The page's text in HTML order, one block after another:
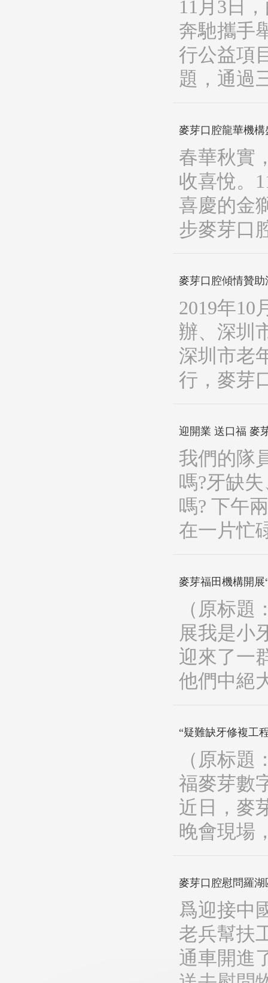
11月3日
奔馳攜手
行公益項
題，通過
麥芽口腔龍華機
春華秋實
收喜悅。
喜慶的金
步麥芽口
麥芽口腔傾情贊助
2019年10
辦、深圳
深圳市老
行，麥芽
迎開業 送口福 麥
我們的隊
嗎?牙缺
嗎? 下午
在一片忙
麥芽福田機構開展
（原标
展我是小
迎來了一
他們中絕
“疑難缺牙修複工
（原标
福麥芽數
近日，麥
晚會現場
麥芽口腔慰問羅
爲迎接中
老兵幫扶
通車開進